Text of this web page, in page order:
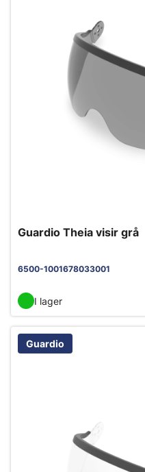
Guardio Theia visir grå
6500-1001678033001
I lager
Guardio